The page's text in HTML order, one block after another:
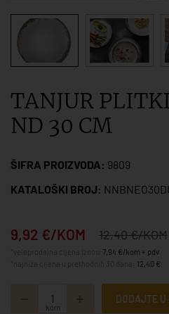
TANJUR
ND 30 CM
ŠIFRA PROIZVODA: 9809
KATALOŠKI BROJ:
9,92 €/KOM 12,40 €/KOM
7,94 €/kom + pdv
12,40 €
kom
DODAJTE U